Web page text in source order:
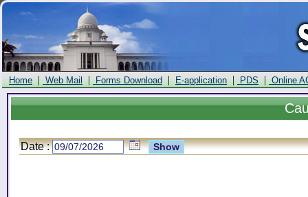
Home | Web Mail | Forms Download | E-application | PDS | Online
Date :